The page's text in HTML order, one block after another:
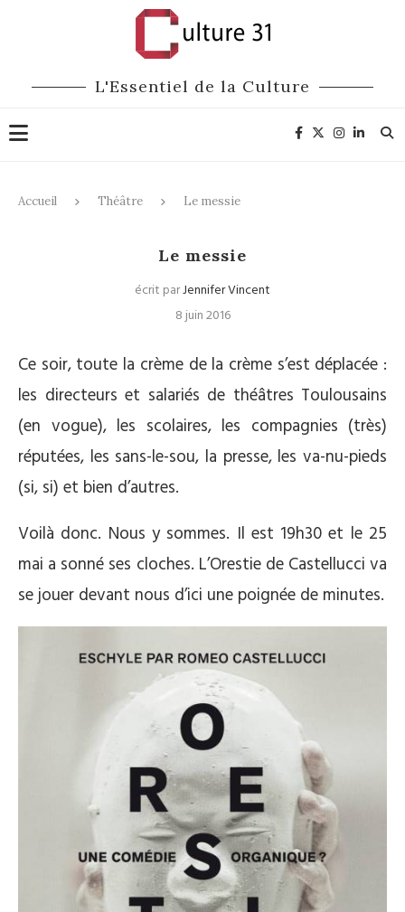
L'Essentiel de la Culture
Accueil Théâtre Le messie
Le messie
écrit parJennifer Vincent
8 juin 2016
Ce soir, toute la crème de la crème s’est déplacée :
les directeurs et salariés de théâtres Toulousains
(en vogue), les scolaires, les compagnies (très)
réputées, les sans-le-sou, la presse, les va-nu-pieds
(si, si) et bien d’autres.
Voilà donc. Nous y sommes. Il est 19h30 et le 25
mai a sonné ses cloches. L’Orestie de Castellucci va
se jouer devant nous d’ici une poignée de minutes.